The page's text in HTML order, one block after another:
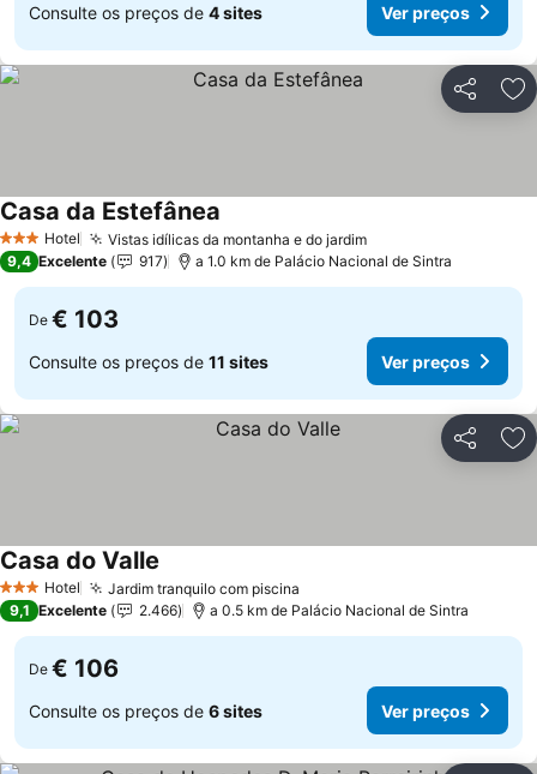
Consulte os preços de 4 sites Ver preços
Partilhar
3 EstrelasHotel Vistas idílicas da montanha e do jardim
Casa da Estefânea
9,4 Excelente 917 a 1.0 km de Palácio Nacional de Sintra
De € 103
Consulte os preços de 11 sites Ver preços
Partilhar
3 EstrelasHotel Jardim tranquilo com piscina
Casa do Valle
9,1 Excelente 2.466 a 0.5 km de Palácio Nacional de Sintra
De € 106
Consulte os preços de 6 sites Ver preços